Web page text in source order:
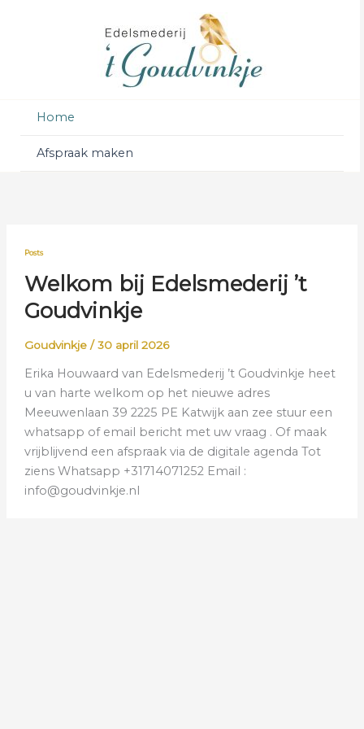
Home
Afspraak maken
Posts
Welkom bij Edelsmederij ’t
Goudvinkje
Goudvinkje /30 april 2026
Erika Houwaard van Edelsmederij ’t Goudvinkje heet
u van harte welkom op het nieuwe adres
Meeuwenlaan 39 2225 PE Katwijk aan zee stuur een
whatsapp of email bericht met uw vraag . Of maak
vrijblijvend een afspraak via de digitale agenda Tot
ziens Whatsapp +31714071252 Email :
info@goudvinkje.nl